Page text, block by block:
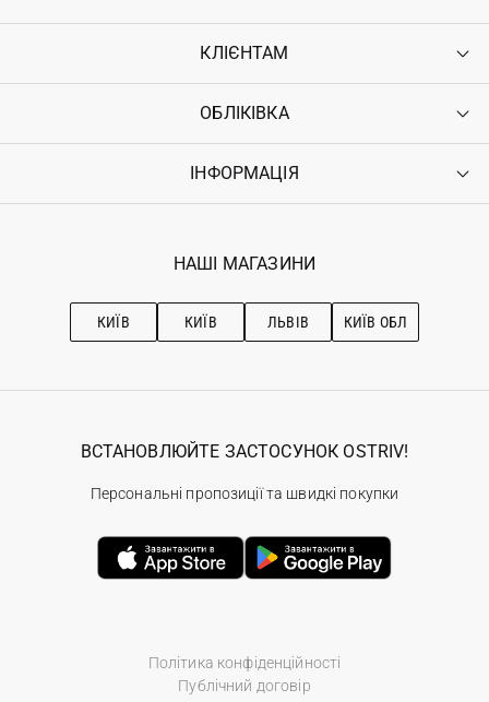
КЛІЄНТАМ
Контакти
Повернення
Гарантія
ОБЛІКІВКА
Увійти
Ostriv Club+
ІНФОРМАЦІЯ
Наші магазини
Рекомендації з догляду
НАШІ МАГАЗИНИ
КИЇВ КИЇВ ЛЬВІВ КИЇВ ОБЛ
Політика конфіденційності
Публічний договір
ВСТАНОВЛЮЙТЕ ЗАСТОСУНОК OSTRIV!
Персональні пропозиції та швидкі покупки